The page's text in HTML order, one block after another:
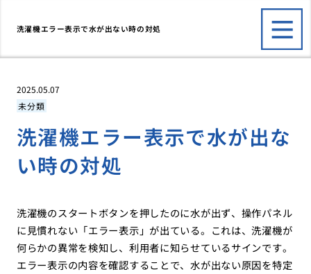
洗濯機エラー表示で水が出ない時の対処
2025.05.07
未分類
洗濯機エラー表示で水が出な
い時の対処
洗濯機のスタートボタンを押したのに水が出ず、操作パネル
に見慣れない「エラー表示」が出ている。これは、洗濯機が
何らかの異常を検知し、利用者に知らせているサインです。
エラー表示の内容を確認することで、水が出ない原因を特定